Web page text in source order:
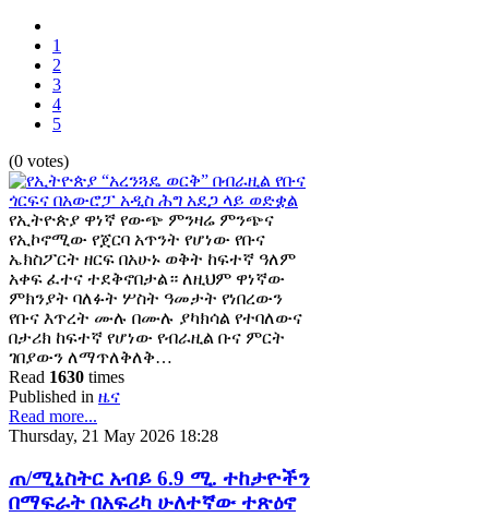
1
2
3
4
5
(0 votes)
የኢትዮጵያ ዋነኛ የውጭ ምንዛሬ ምንጭና
የኢኮኖሚው የጀርባ አጥንት የሆነው የቡና
ኤክስፖርት ዘርፍ በአሁኑ ወቅት ከፍተኛ ዓለም
አቀፍ ፈተና ተደቅኖበታል። ለዚህም ዋነኛው
ምክንያት ባለፉት ሦስት ዓመታት የነበረውን
የቡና እጥረት ሙሉ በሙሉ ያካክሳል የተባለውና
በታሪክ ከፍተኛ የሆነው የብራዚል ቡና ምርት
ገበያውን ለማጥለቅለቅ…
Read 1630 times
Published in ዜና
Read more...
Thursday, 21 May 2026 18:28
ጠ/ሚኒስትር አብይ 6.9 ሚ. ተከታዮችን
በማፍራት በአፍሪካ ሁለተኛው ተጽዕኖ